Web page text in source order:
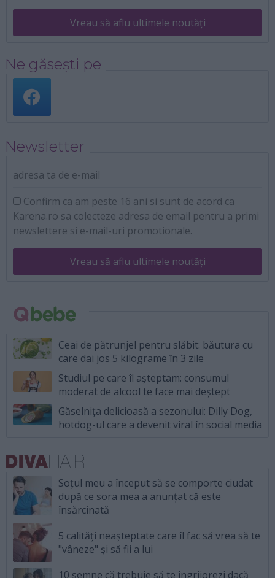
Vreau să aflu ultimele noutăți
Ne găsești pe
Newsletter
adresa ta de e-mail
Confirm ca am peste 16 ani si sunt de acord ca
Karena.ro sa colecteze adresa de email pentru a primi
newslettere si e-mail-uri promotionale.
Vreau să aflu ultimele noutăți
Ceai de pătrunjel pentru slăbit: băutura cu
care dai jos 5 kilograme în 3 zile
Studiul pe care îl așteptam: consumul
moderat de alcool te face mai deștept
Găselnița delicioasă a sezonului: Dilly Dog,
hotdog-ul care a devenit viral în social media
Soțul meu a început să se comporte ciudat
după ce sora mea a anunțat că este
însărcinată
5 calități neașteptate care îl fac să vrea să te
"vâneze" și să fii a lui
10 semne că trebuie să te îngrijorezi dacă